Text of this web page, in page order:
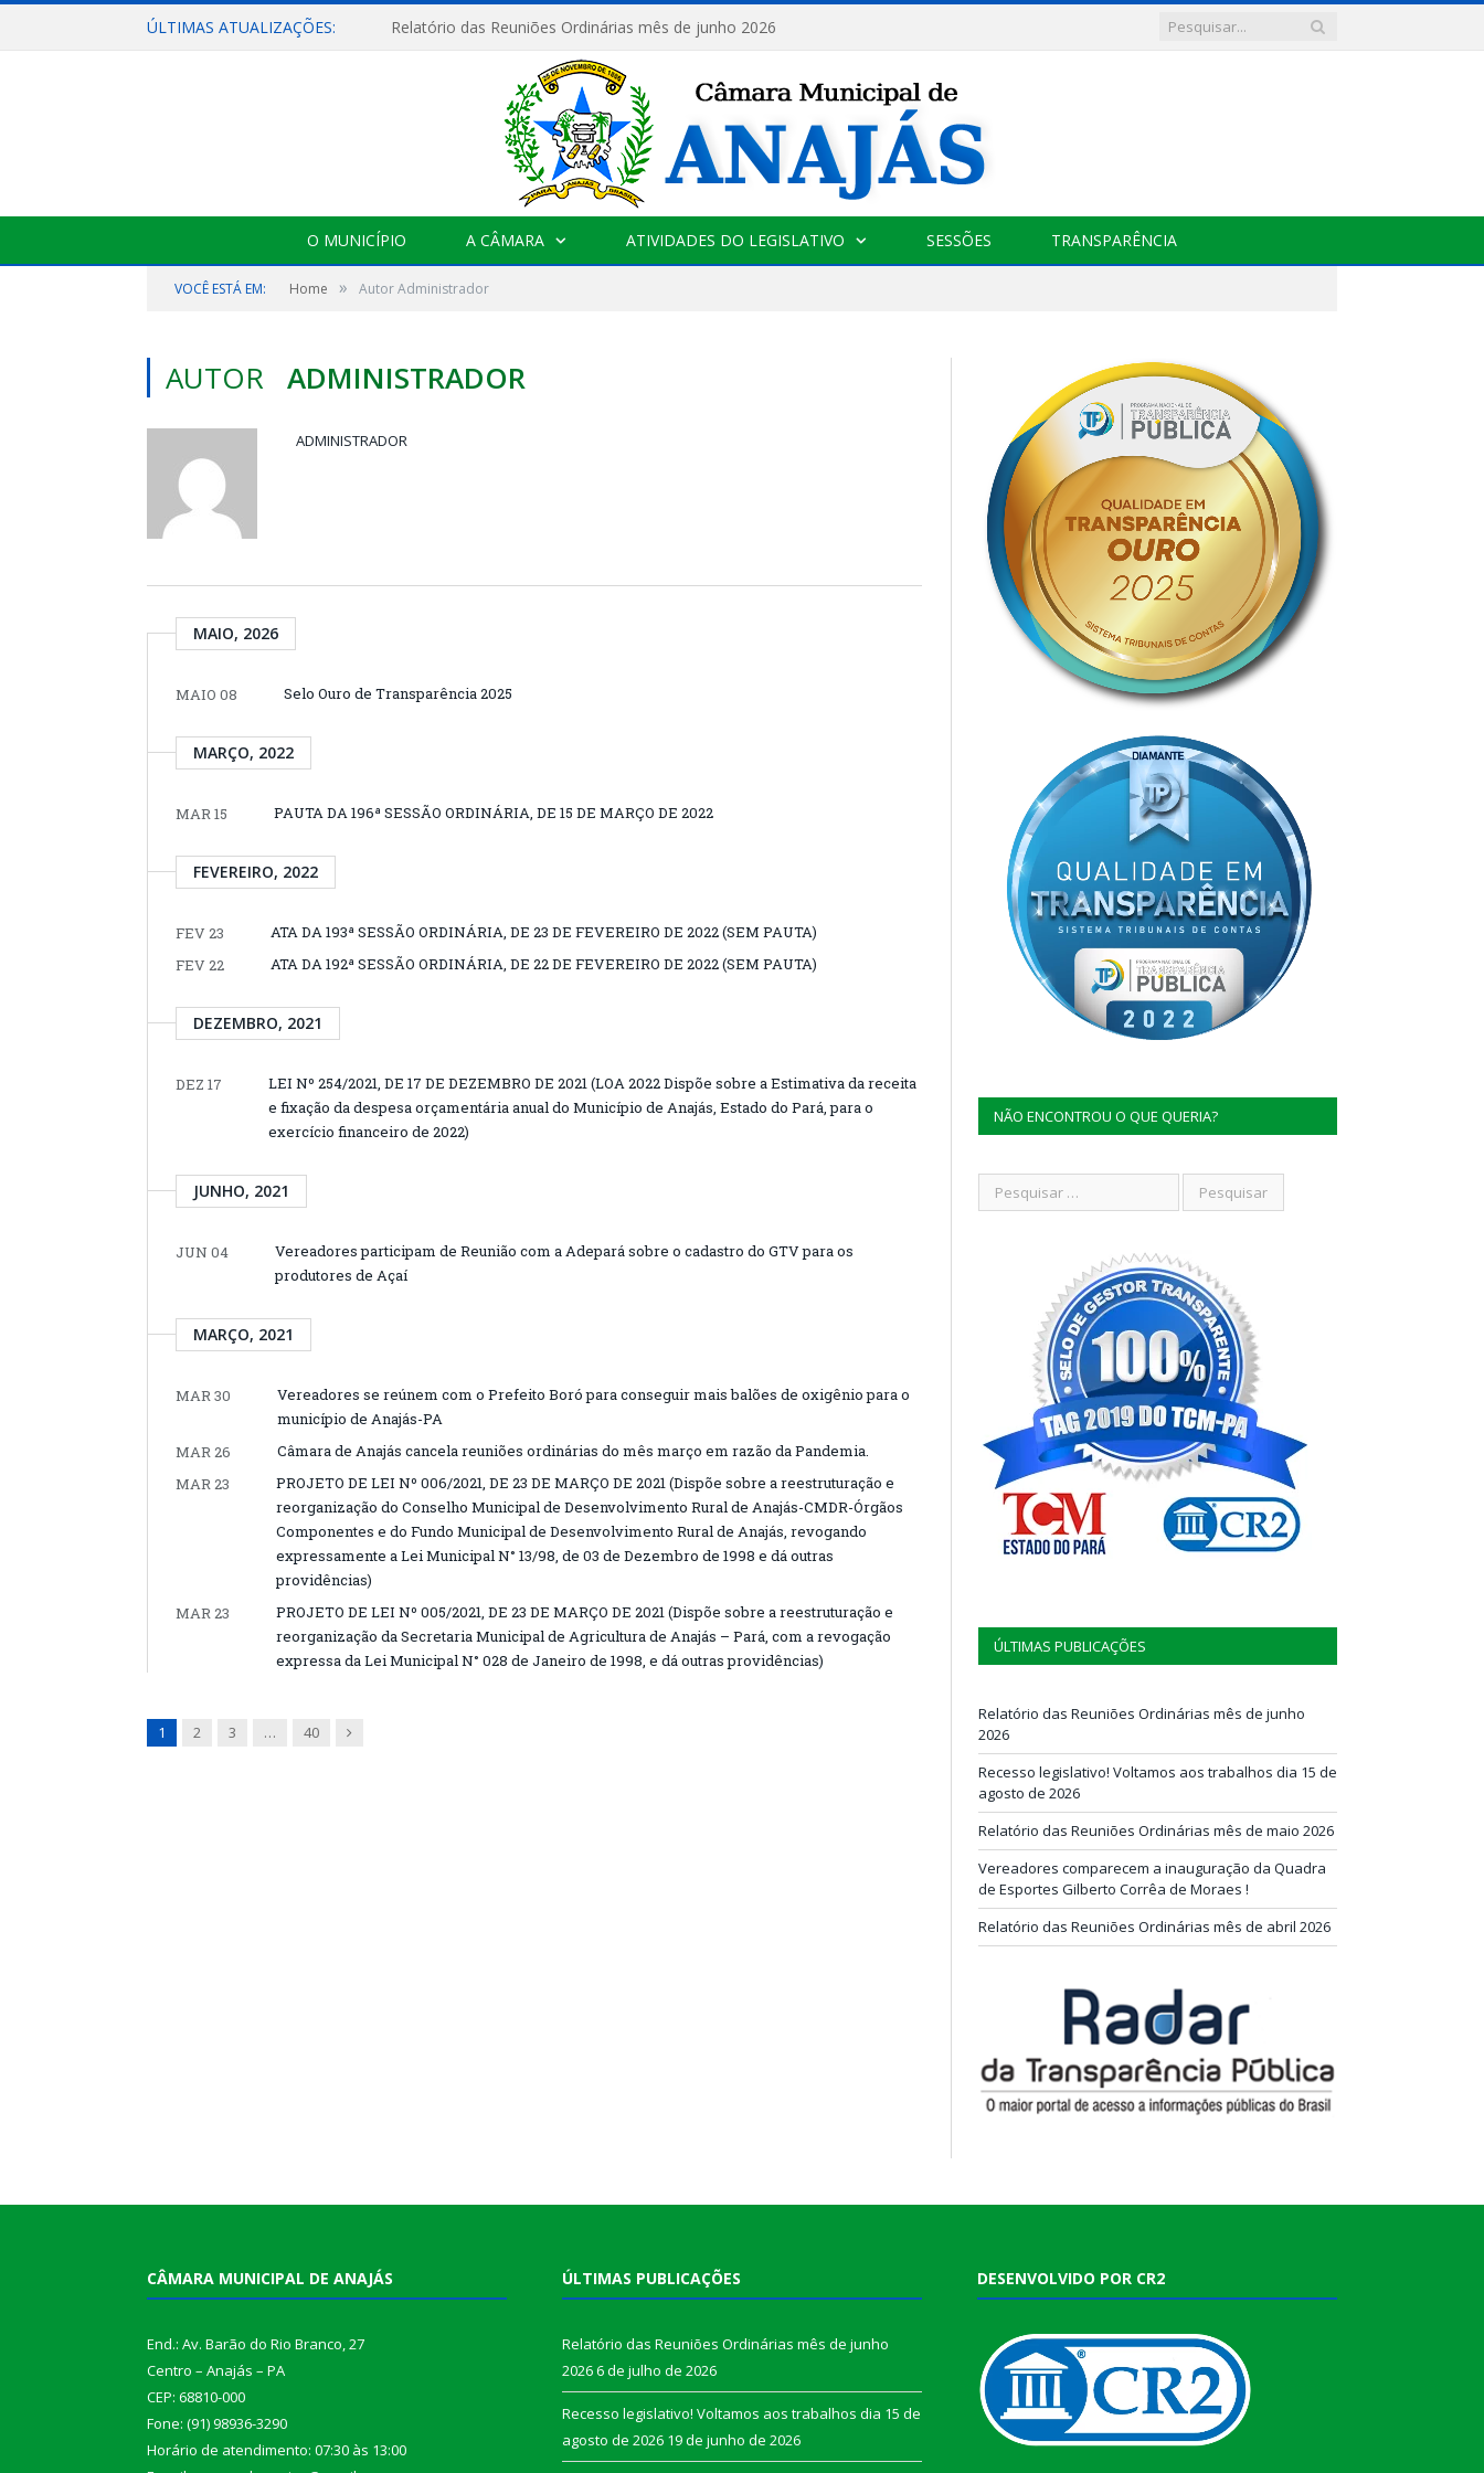
ÚLTIMAS ATUALIZAÇÕES: Relatório das Reuniões Ordinárias mês de junho 2026
O MUNICÍPIO A CÂMARA ATIVIDADES DO LEGISLATIVO SESSÕES TRANSPARÊNCIA
VOCÊ ESTÁ EM: Home » Autor Administrador
AUTOR ADMINISTRADOR
ADMINISTRADOR
MAIO, 2026
MAIO 08 Selo Ouro de Transparência 2025
MARÇO, 2022
MAR 15 PAUTA DA 196ª SESSÃO ORDINÁRIA, DE 15 DE MARÇO DE 2022
FEVEREIRO, 2022
FEV 23
ATA DA 193ª SESSÃO ORDINÁRIA, DE 23 DE FEVEREIRO DE 2022 (SEM PAUTA)
FEV 22
ATA DA 192ª SESSÃO ORDINÁRIA, DE 22 DE FEVEREIRO DE 2022 (SEM PAUTA)
DEZEMBRO, 2021
DEZ 17
LEI Nº 254/2021, DE 17 DE DEZEMBRO DE 2021 (LOA 2022 Dispõe sobre a Estimativa da receita
e fixação da despesa orçamentária anual do Município de Anajás, Estado do Pará, para o
exercício financeiro de 2022)
JUNHO, 2021
JUN 04
Vereadores participam de Reunião com a Adepará sobre o cadastro do GTV para os
produtores de Açaí
MARÇO, 2021
MAR 30
Vereadores se reúnem com o Prefeito Boró para conseguir mais balões de oxigênio para o
município de Anajás-PA
MAR 26
Câmara de Anajás cancela reuniões ordinárias do mês março em razão da Pandemia.
MAR 23
PROJETO DE LEI Nº 006/2021, DE 23 DE MARÇO DE 2021 (Dispõe sobre a reestruturação e
reorganização do Conselho Municipal de Desenvolvimento Rural de Anajás-CMDR-Órgãos
Componentes e do Fundo Municipal de Desenvolvimento Rural de Anajás, revogando
expressamente a Lei Municipal N° 13/98, de 03 de Dezembro de 1998 e dá outras
providências)
MAR 23
PROJETO DE LEI Nº 005/2021, DE 23 DE MARÇO DE 2021 (Dispõe sobre a reestruturação e
reorganização da Secretaria Municipal de Agricultura de Anajás – Pará, com a revogação
expressa da Lei Municipal N° 028 de Janeiro de 1998, e dá outras providências)
1 2 3 … 40 Next
NÃO ENCONTROU O QUE QUERIA?
ÚLTIMAS PUBLICAÇÕES
Relatório das Reuniões Ordinárias mês de junho
2026
Recesso legislativo! Voltamos aos trabalhos dia 15 de
agosto de 2026
Relatório das Reuniões Ordinárias mês de maio 2026
Vereadores comparecem a inauguração da Quadra
de Esportes Gilberto Corrêa de Moraes !
Relatório das Reuniões Ordinárias mês de abril 2026
CÂMARA MUNICIPAL DE ANAJÁS
End.: Av. Barão do Rio Branco, 27
Centro – Anajás – PA
CEP: 68810-000
Fone: (91) 98936-3290
Horário de atendimento: 07:30 às 13:00
ÚLTIMAS PUBLICAÇÕES
Relatório das Reuniões Ordinárias mês de junho
20266 de julho de 2026
Recesso legislativo! Voltamos aos trabalhos dia 15 de
agosto de 2026 19 de junho de 2026
DESENVOLVIDO POR CR2